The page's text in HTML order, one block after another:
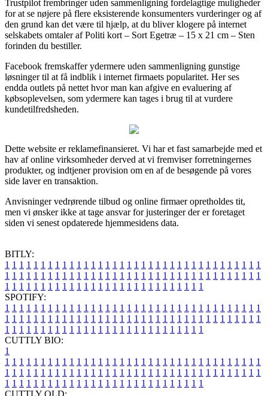
Trustpilot frembringer uden sammenligning fordelagtige muligheder
for at se nøjere på flere eksisterende konsumenters vurderinger og af
den grund kan det være til hjælp, at du bliver klogere på internet
selskabets omtaler af Politi kort – Sort Egetræ – 15 x 21 cm – Sten
forinden du bestiller.
Facebook fremskaffer ydermere uden sammenligning gunstige
løsninger til at få indblik i internet firmaets popularitet. Her ses
endda outlets på nettet hvor man kan afgive en evaluering af
købsoplevelsen, som ydermere kan tages i brug til at vurdere
kundetilfredsheden.
Dette website er reklamefinansieret. Vi har et fast samarbejde med et
hav af online virksomheder derved at vi fremviser forretningernes
produkter, og indtjener provision om en af de besøgende på vores
side laver en transaktion.
Anvisninger vedrørende tilbud og online firmaer opretholdes tit,
men vi ønsker ikke at tage ansvar for justeringer der er foretaget
siden vi senest opdaterede hjemmesidens data.
BITLY:
1 1 1 1 1 1 1 1 1 1 1 1 1 1 1 1 1 1 1 1 1 1 1 1 1 1 1 1 1 1 1 1 1 1 1 1
1 1 1 1 1 1 1 1 1 1 1 1 1 1 1 1 1 1 1 1 1 1 1 1 1 1 1 1 1 1 1 1 1 1 1 1
1 1 1 1 1 1 1 1 1 1 1 1 1 1 1 1 1 1 1 1 1 1 1 1 1 1 1 1
SPOTIFY:
1 1 1 1 1 1 1 1 1 1 1 1 1 1 1 1 1 1 1 1 1 1 1 1 1 1 1 1 1 1 1 1 1 1 1 1
1 1 1 1 1 1 1 1 1 1 1 1 1 1 1 1 1 1 1 1 1 1 1 1 1 1 1 1 1 1 1 1 1 1 1 1
1 1 1 1 1 1 1 1 1 1 1 1 1 1 1 1 1 1 1 1 1 1 1 1 1 1 1 1
CUTTLY BIO:
1
1 1 1 1 1 1 1 1 1 1 1 1 1 1 1 1 1 1 1 1 1 1 1 1 1 1 1 1 1 1 1 1 1 1 1 1
1 1 1 1 1 1 1 1 1 1 1 1 1 1 1 1 1 1 1 1 1 1 1 1 1 1 1 1 1 1 1 1 1 1 1 1
1 1 1 1 1 1 1 1 1 1 1 1 1 1 1 1 1 1 1 1 1 1 1 1 1 1 1 1
CUTTLY OLD: